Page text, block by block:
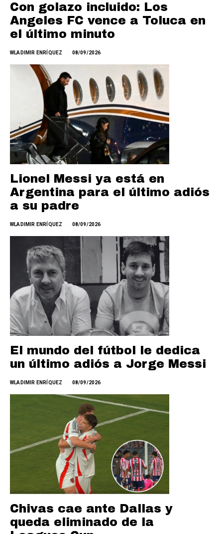
Con golazo incluido: Los
Angeles FC vence a Toluca en
el último minuto
WLADIMIR ENRÍQUEZ 08/09/2026
Lionel Messi ya está en
Argentina para el último adiós
a su padre
WLADIMIR ENRÍQUEZ 08/09/2026
El mundo del fútbol le dedica
un último adiós a Jorge Messi
WLADIMIR ENRÍQUEZ 08/09/2026
Chivas cae ante Dallas y
queda eliminado de la